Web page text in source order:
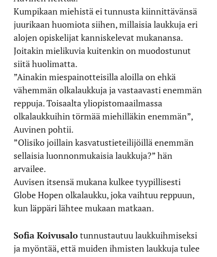
Kumpikaan miehistä ei tunnusta kiinnittävänsä
juurikaan huomiota siihen, millaisia laukkuja eri
alojen opiskelijat kanniskelevat mukanansa.
Joitakin mielikuvia kuitenkin on muodostunut
siitä huolimatta.
”Ainakin miespainotteisilla aloilla on ehkä
vähemmän olkalaukkuja ja vastaavasti enemmän
reppuja. Toisaalta yliopistomaailmassa
olkalaukkuihin törmää miehilläkin enemmän”,
Auvinen pohtii.
”Olisiko joillain kasvatustieteilijöillä enemmän
sellaisia luonnonmukaisia laukkuja?” hän
arvailee.
Auvisen itsensä mukana kulkee tyypillisesti
Globe Hopen olkalaukku, joka vaihtuu reppuun,
kun läppäri lähtee mukaan matkaan.
Sofia Koivusalotunnustautuu laukkuihmiseksi
ja myöntää, että muiden ihmisten laukkuja tulee